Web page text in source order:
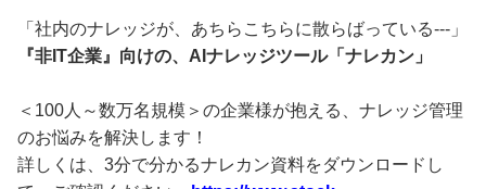
「社内のナレッジが、あちらこちらに散らばっている---」
『非IT企業』向けの、AIナレッジツール「ナレカン」
＜100人～数万名規模＞の企業様が抱える、ナレッジ管理
のお悩みを解決します！
詳しくは、3分で分かるナレカン資料をダウンロードし